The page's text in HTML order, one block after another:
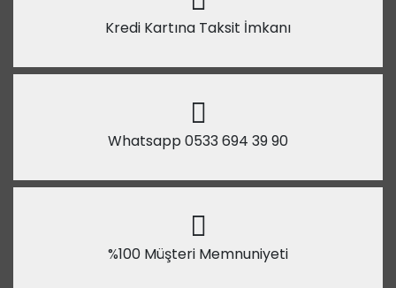
Kredi Kartına Taksit İmkanı
Whatsapp 0533 694 39 90
%100 Müşteri Memnuniyeti